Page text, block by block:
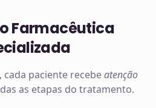
Farmacêutica
, cada paciente recebeatenção
as etapas do tratamento.